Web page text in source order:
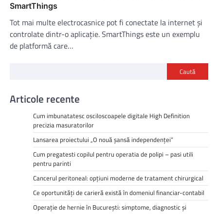
SmartThings
Tot mai multe electrocasnice pot fi conectate la internet și
controlate dintr-o aplicație. SmartThings este un exemplu
de platformă care…
Caută
Articole recente
Cum imbunatatesc osciloscoapele digitale High Definition
precizia masuratorilor
Lansarea proiectului „O nouă șansă independenței”
Cum pregatesti copilul pentru operatia de polipi – pasi utili
pentru parinti
Cancerul peritoneal: opțiuni moderne de tratament chirurgical
Ce oportunități de carieră există în domeniul financiar-contabil
Operație de hernie în București: simptome, diagnostic și